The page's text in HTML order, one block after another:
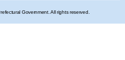
Government. All rights reserved.